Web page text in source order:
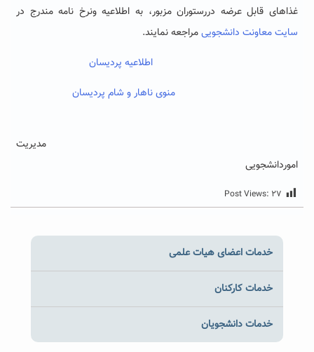
غذاهای قابل عرضه دررستوران مزبور، به اطلاعیه ونرخ نامه مندرج در
سایت معاونت دانشجوییمراجعه نمایند.
اطلاعیه پردیسان
منوی ناهار و شام پردیسان
مدیریت
اموردانشجویی
Post Views: ۲۷
خدمات اعضای هیات علمی
خدمات کارکنان
خدمات دانشجویان